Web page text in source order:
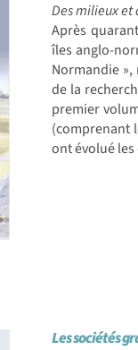
Des milieux et
Après
îles anglo-
Normandie
de la
premier
(comprenant
ont évolué
Les sociétés